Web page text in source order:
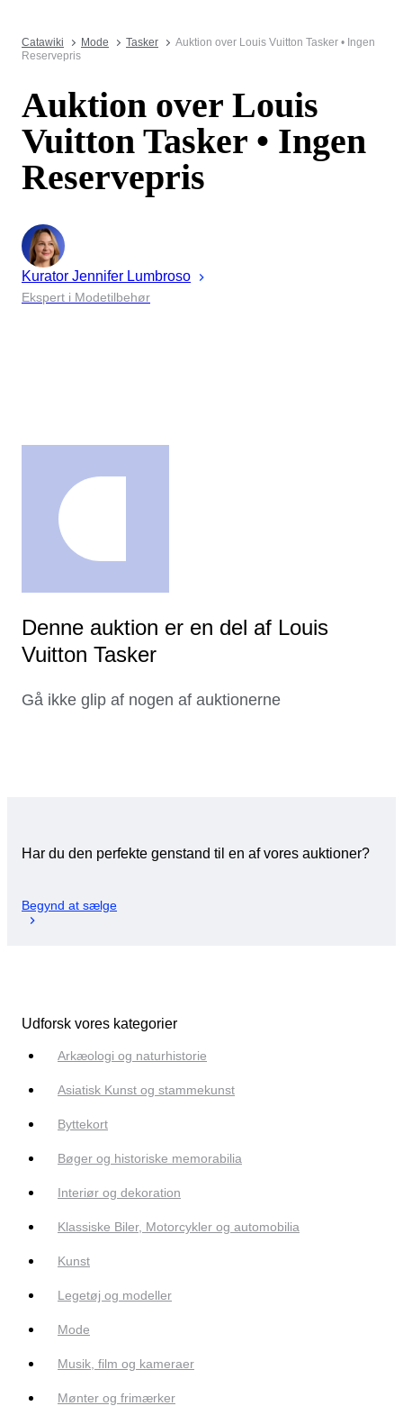
Catawiki Mode Tasker
Auktion over Louis Vuitton Tasker • Ingen
Reservepris
Auktion over Louis
Vuitton Tasker • Ingen
Reservepris
Kurator Jennifer Lumbroso
Ekspert i Modetilbehør
Denne auktion er en del af Louis
Vuitton Tasker
Gå ikke glip af nogen af auktionerne
Har du den perfekte genstand til en af vores auktioner?
Begynd at sælge
Udforsk vores kategorier
Arkæologi og naturhistorie
Asiatisk Kunst og stammekunst
Byttekort
Bøger og historiske memorabilia
Interiør og dekoration
Klassiske Biler, Motorcykler og automobilia
Kunst
Legetøj og modeller
Mode
Musik, film og kameraer
Mønter og frimærker